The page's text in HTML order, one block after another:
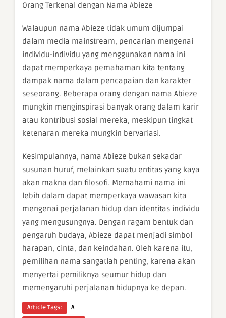
Orang Terkenal dengan Nama Abieze
Walaupun nama Abieze tidak umum dijumpai
dalam media mainstream, pencarian mengenai
individu-individu yang menggunakan nama ini
dapat memperkaya pemahaman kita tentang
dampak nama dalam pencapaian dan karakter
seseorang. Beberapa orang dengan nama Abieze
mungkin menginspirasi banyak orang dalam karir
atau kontribusi sosial mereka, meskipun tingkat
ketenaran mereka mungkin bervariasi.
Kesimpulannya, nama Abieze bukan sekadar
susunan huruf, melainkan suatu entitas yang kaya
akan makna dan filosofi. Memahami nama ini
lebih dalam dapat memperkaya wawasan kita
mengenai perjalanan hidup dan identitas individu
yang mengusungnya. Dengan ragam bentuk dan
pengaruh budaya, Abieze dapat menjadi simbol
harapan, cinta, dan keindahan. Oleh karena itu,
pemilihan nama sangatlah penting, karena akan
menyertai pemiliknya seumur hidup dan
memengaruhi perjalanan hidupnya ke depan.
Article Tags:
A